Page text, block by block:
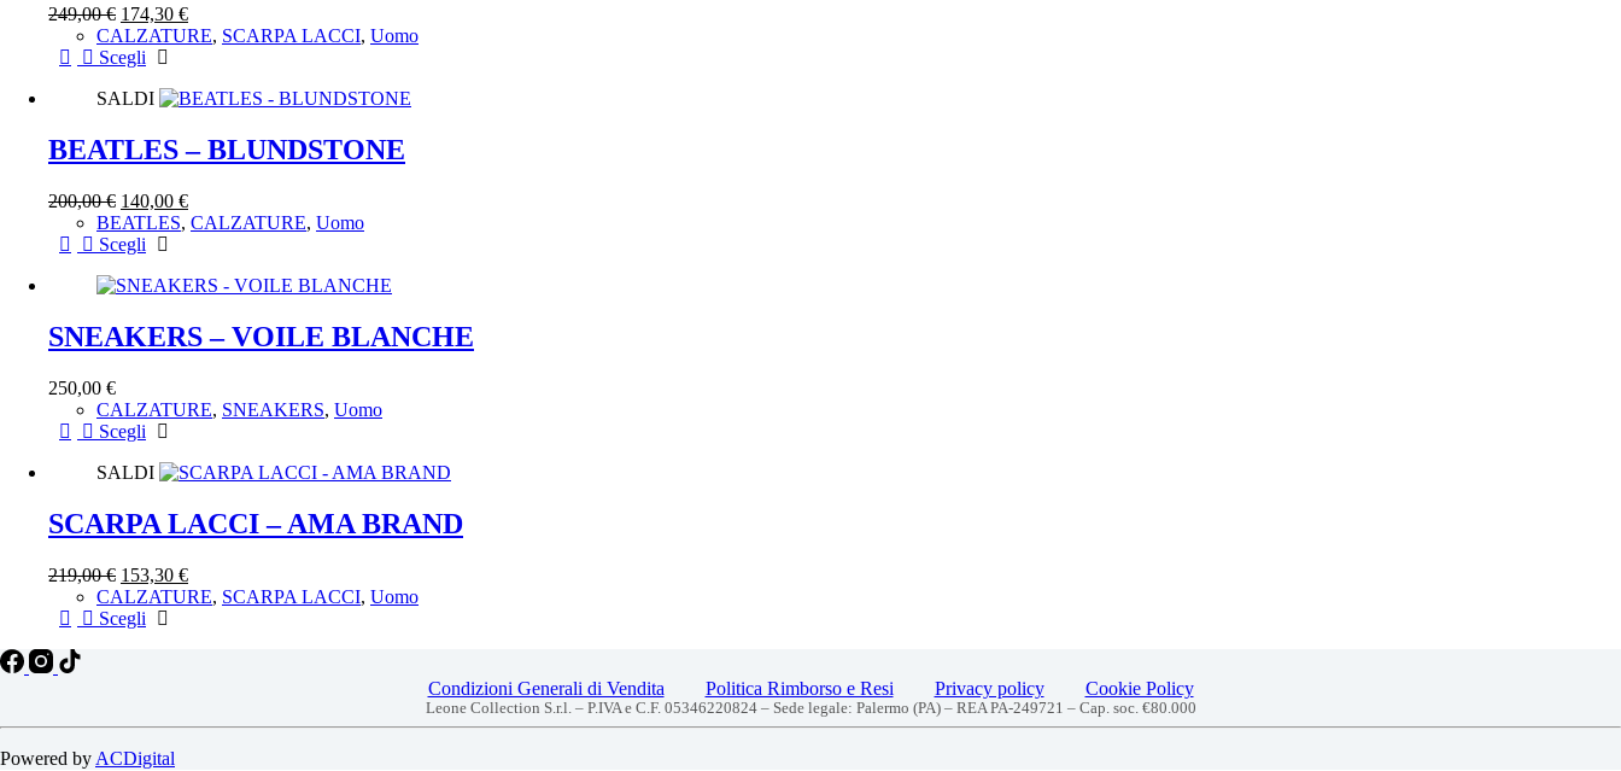
possono
essere
nella
pagina
prodotto
249,00€ 174,30 €
CALZATURE, SCARPA LACCI, Uomo
Scegli
ha
varianti.
Le
possono
essere
pagina
prodotto
SALDI
BEATLES – BLUNDSTONE
200,00€ 140,00 €
BEATLES, CALZATURE, Uomo
Scegli
ha
varianti.
Le
essere
nella
pagina
prodotto
SNEAKERS – VOILE BLANCHE
250,00 €
CALZATURE, SNEAKERS, Uomo
Scegli
ha
varianti.
Le
possono
essere
SALDI
SCARPA LACCI – AMA BRAND
219,00€ 153,30 €
CALZATURE, SCARPA LACCI, Uomo
Scegli
Le
Condizioni Generali di Vendita Politica Rimborso e Resi Privacy policy Cookie Policy
Leone Collection S.r.l. – P.IVA e C.F. 05346220824 – Sede legale: Palermo (PA) – REA PA-249721 – Cap. soc. €80.000
Powered by ACDigital